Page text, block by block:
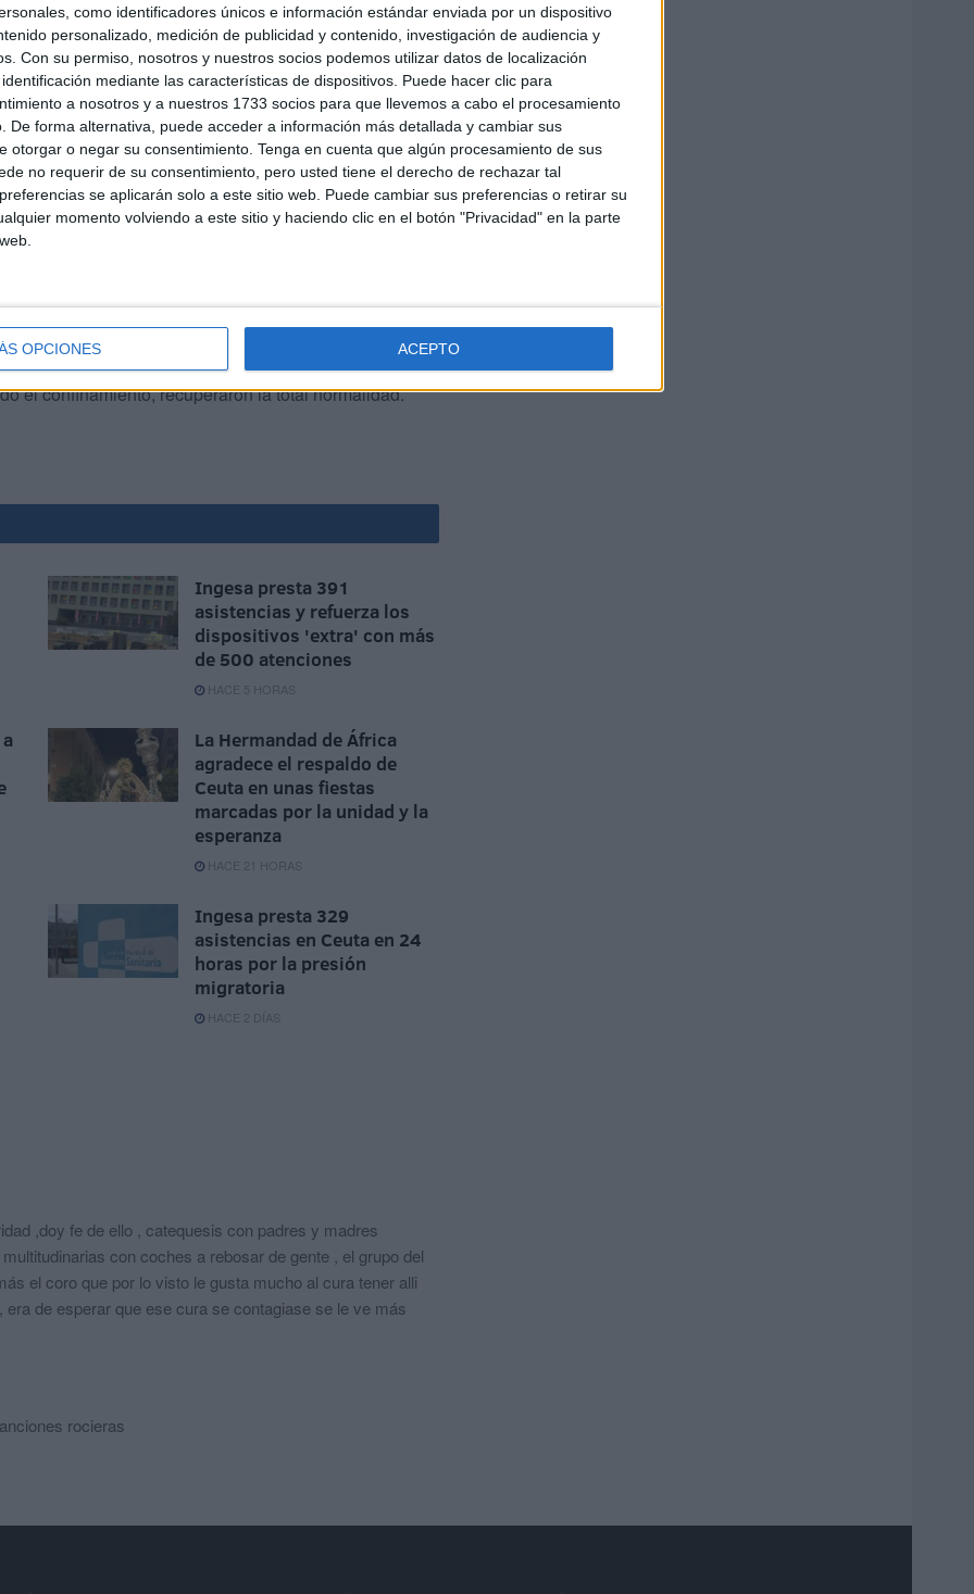
como identificadores únicos e información estándar enviada por un dispositivo
personalizado, medición de publicidad y contenido, investigación de audiencia y
Con su permiso, nosotros y nuestros socios podemos utilizar datos de localización
mediante las características de dispositivos. Puede hacer clic para
a nosotros y a nuestros 1733 socios para que llevemos a cabo el procesamiento
De forma alternativa, puede acceder a información más detallada y cambiar sus
otorgar o negar su consentimiento. Tenga en cuenta que algún procesamiento de sus
no requerir de su consentimiento, pero usted tiene el derecho de rechazar tal
se aplicarán solo a este sitio web. Puede cambiar sus preferencias o retirar su
momento volviendo a este sitio y haciendo clic en el botón "Privacidad" en la parte
OPCIONES ACEPTO
en este caso la de Los Remedios, tras confirmar que el
que él supiera que tuviera el virus. La actividad en
la correspondiente cuarentena de ambos religiosos.
con nerviosismo el contagio del sacerdote que
alumnos del segundo turno de 1º de Bachillerato B
de San Francisco. Este párroco era el mismo que
el confinamiento, recuperaron la total normalidad.
Ingesa presta 391
asistencias y refuerza los
dispositivos 'extra' con más
de 500 atenciones
HACE 5 HORAS
La Hermandad de África
agradece el respaldo de
Ceuta en unas fiestas
marcadas por la unidad y la
esperanza
HACE 21 HORAS
Ingesa presta 329
asistencias en Ceuta en 24
horas por la presión
migratoria
HACE 2 DÍAS
,doy fe de ello , catequesis con padres y madres
con coches a rebosar de gente , el grupo del
el coro que por lo visto le gusta mucho al cura tener alli
de esperar que ese cura se contagiase se le ve más
rocieras